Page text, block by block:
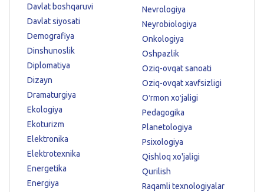
Davlat boshqaruvi
Davlat siyosati
Demografiya
Dinshunoslik
Diplomatiya
Dizayn
Dramaturgiya
Ekologiya
Ekoturizm
Elektronika
Elektrotexnika
Energetika
Energiya
Nevrologiya
Neyrobiologiya
Onkologiya
Oshpazlik
Oziq-ovqat sanoati
Oziq-ovqat xavfsizligi
Oʻrmon xoʻjaligi
Pedagogika
Planetologiya
Psixologiya
Qishloq xo'jaligi
Qurilish
Raqamli texnologiyalar